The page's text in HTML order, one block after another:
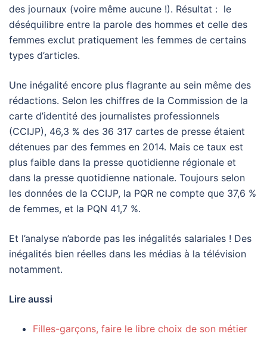
des journaux (voire même aucune !). Résultat : le
déséquilibre entre la parole des hommes et celle des
femmes exclut pratiquement les femmes de certains
types d’articles.
Une inégalité encore plus flagrante au sein même des
rédactions. Selon les chiffres de la Commission de la
carte d’identité des journalistes professionnels
(CCIJP), 46,3 % des 36 317 cartes de presse étaient
détenues par des femmes en 2014. Mais ce taux est
plus faible dans la presse quotidienne régionale et
dans la presse quotidienne nationale. Toujours selon
les données de la CCIJP, la PQR ne compte que 37,6 %
de femmes, et la PQN 41,7 %.
Et l’analyse n’aborde pas les inégalités salariales ! Des
inégalités bien réelles dans les médias à la télévision
notamment.
Lire aussi
Filles-garçons, faire le libre choix de son métier